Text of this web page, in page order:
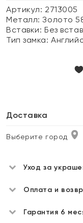
Артикул: 2713005
Металл:Золото
Вставки:Без
Тип замка:
Доставка
Выберите город
Уход за
Оплата и
Гарантия 6